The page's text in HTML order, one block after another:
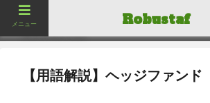
ロバスタフ
Robustaf
【用語解説】 ヘッジファンド
メニュー Robustaf